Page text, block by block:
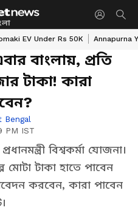
EV Under Rs 50K Annapurna
বাংলায়, প্রতি
টাকা! কারা
Bengal
PM IST
বিশ্বকর্মা যোজনা।
মোটা টাকা হাতে পাবেন
করবেন, কারা পাবেন